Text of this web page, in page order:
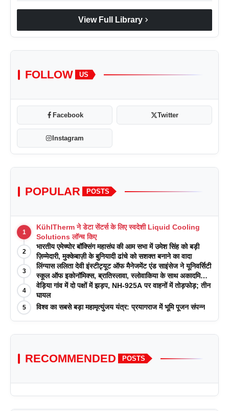
View Full Library chevron_right
FOLLOW US
Facebook Twitter
Instagram
POPULAR POSTS
1
KühlTherm ने डेटा सेंटर्स के लिए स्वदेशी Liquid Cooling
Solutions लॉन्च किए
2
भारतीय एमेच्योर बॉक्सिंग महासंघ की आम सभा में उमेश सिंह को बड़ी
ज़िम्मेदारी, मुक्केबाज़ी के बुनियादी ढांचे को सशक्त बनाने का वादा
3
लिंग्यास ललिता देवी इंस्टीट्यूट ऑफ मैनेजमेंट एंड साइंसेज ने यूनिवर्सिटी
स्कूल ऑफ इकोनॉमिक्स, ब्रातिस्लावा, स्लोवाकिया के साथ अकादमिक
पत्रिकाओं में प्रकाशन रणनीतियों पर एक दिवसीय कार्यशाला का
आयोजन किया
4
वेड़िया गांव में दो पक्षों में झड़प, NH-925A पर वाहनों में तोड़फोड़; तीन
घायल
5 विश्व का सबसे बड़ा महामृत्युंजय यंत्र: प्रयागराज में भूमि पूजन संपन्न
RECOMMENDED POSTS